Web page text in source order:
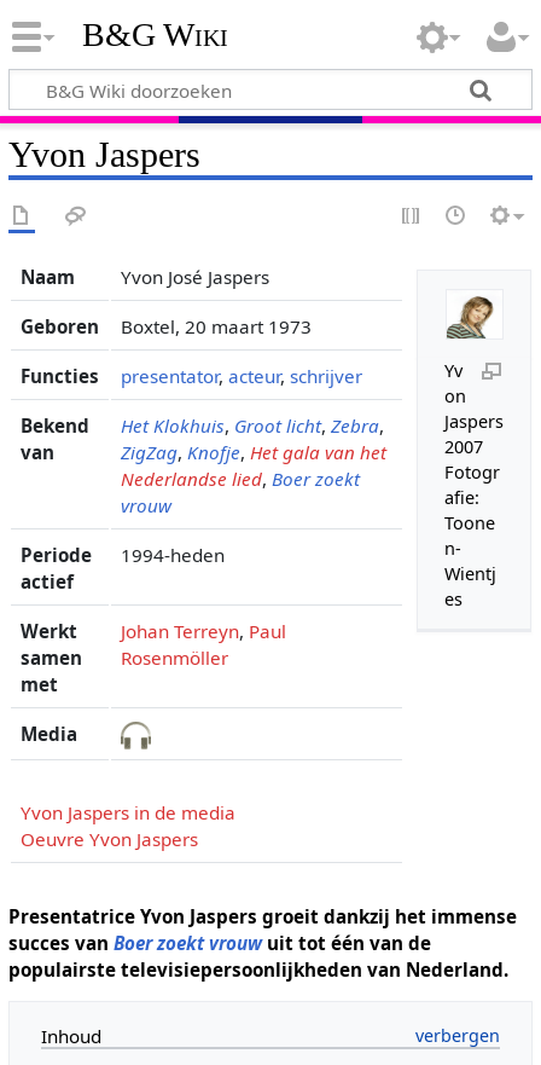
B&G Wiki
Yvon Jaspers
Yv
on
Jaspers
2007
Fotogr
afie:
Toone
n-
Wientj
es
Naam Yvon José Jaspers
Geboren Boxtel, 20 maart 1973
Functies presentator, acteur, schrijver
Bekend
van
Het Klokhuis, Groot licht, Zebra,
ZigZag, Knofje, Het gala van het
Nederlandse lied, Boer zoekt
vrouw
Periode
actief
1994-heden
Werkt
samen
met
Johan Terreyn, Paul
Rosenmöller
Media
Yvon Jaspers in de media
Oeuvre Yvon Jaspers
Presentatrice Yvon Jaspers groeit dankzij het immense
succes van Boer zoekt vrouwuit tot één van de
populairste televisiepersoonlijkheden van Nederland.
Inhoud